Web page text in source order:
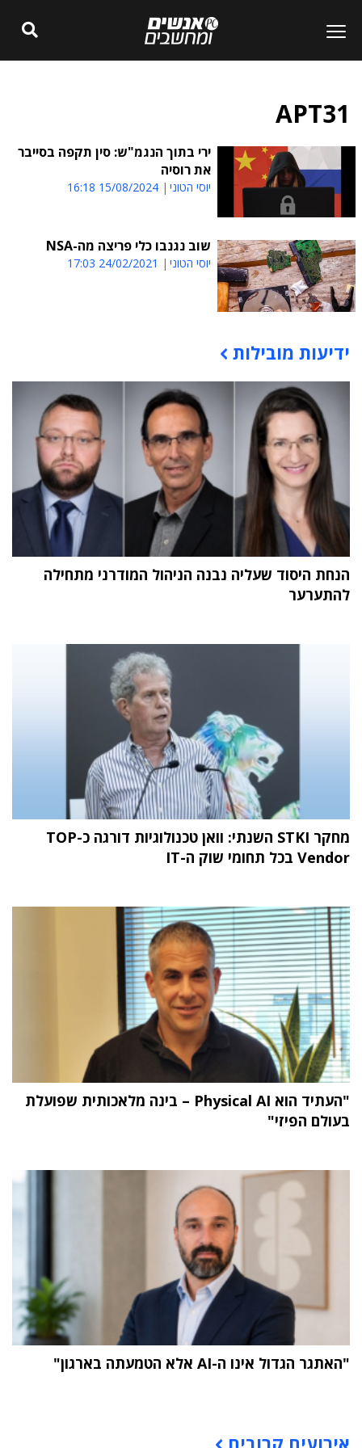
APT31
ירי בתוך הנגמ"ש: סין תקפה בסייבר
את רוסיה
יוסי הטוני 15/08/2024 16:18
שוב נגנבו כלי פריצה מה-NSA
יוסי הטוני 24/02/2021 17:03
תוכן פרסומי
ידיעות מובילות
הנחת היסוד שעליה נבנה הניהול המודרני מתחילה
להתערער
מחקר STKI השנתי: וואן טכנולוגיות דורגה כ-TOP
Vendor בכל תחומי שוק ה-IT
"העתיד הוא Physical AI – בינה מלאכותית שפועלת
בעולם הפיזי"
"האתגר הגדול אינו ה-AI אלא הטמעתה בארגון"
אירועים קרובים